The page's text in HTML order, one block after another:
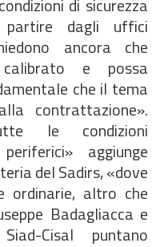
di sicurezza
dagli uffici
ancora che
e possa
che il tema
contrattazione».
le condizioni
aggiunge
del Sadirs, «dove
ordinarie, altro che
Badagliacca e
Cisal puntano